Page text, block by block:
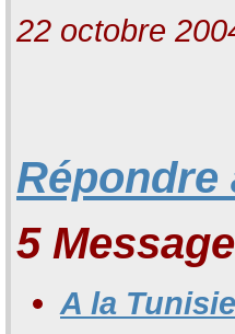
22 octobre
Répondre
5
A la Tunisie